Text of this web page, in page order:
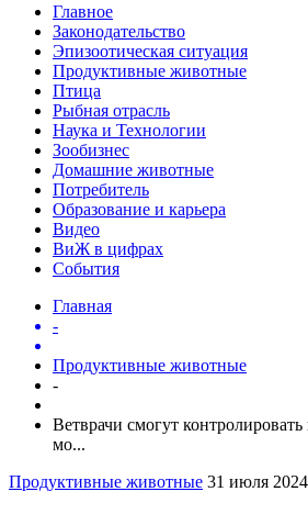
Главное
Законодательство
Эпизоотическая ситуация
Продуктивные животные
Птица
Рыбная отрасль
Наука и Технологии
Зообизнес
Домашние животные
Потребитель
Образование и карьера
Видео
ВиЖ в цифрах
События
Главная
-
Продуктивные животные
-
Ветврачи смогут
мо...
Продуктивные животные 31 июля